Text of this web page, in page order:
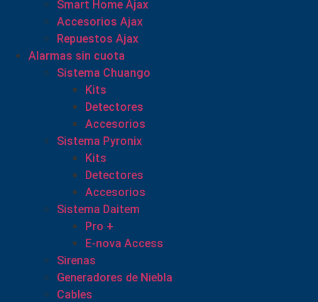
Smart Home Ajax
Accesorios Ajax
Repuestos Ajax
Alarmas sin cuota
Sistema Chuango
Kits
Detectores
Accesorios
Sistema Pyronix
Kits
Detectores
Accesorios
Sistema Daitem
Pro +
E-nova Access
Sirenas
Generadores de Niebla
Cables